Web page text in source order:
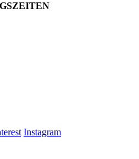
Instagram